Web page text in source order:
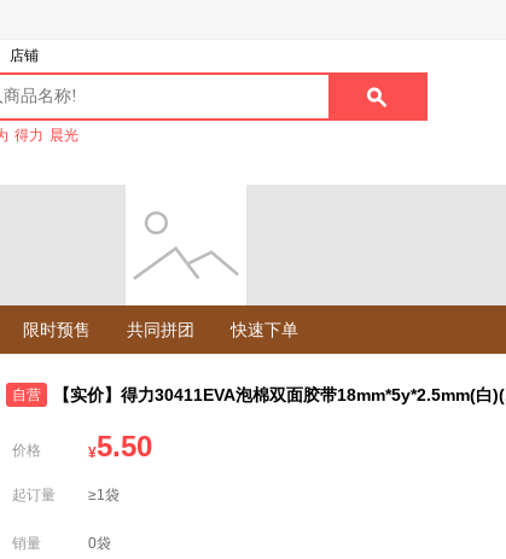
店铺
得力 晨光
限时预售 共同拼团 快速下单
自营 【实价】得力30411EVA泡棉双面胶带18mm*5y*2.5mm(白
价格 ¥5.50
起订量 ≥1袋
销量 0袋